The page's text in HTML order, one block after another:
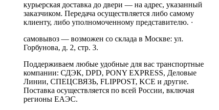
курьерская доставка до двери — на адрес, указанный
заказчиком. Передача осуществляется либо самому
клиенту, либо уполномоченному представителю. ·
самовывоз — возможен со склада в Москве: ул.
Горбунова, д. 2, стр. 3.
Поддерживаем любые удобные для вас транспортные
компании: СДЭК, DPD, PONY EXPRESS, Деловые
Линии, СПЕЦСВЯЗЬ, FLIPPOST, KCE и другие.
Поставка осуществляется по всей России, включая
регионы ЕАЭС.